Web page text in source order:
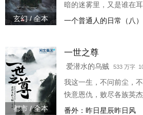
玄幻 / 全本
暗的迷雾里，又是谁在
睁眼看见这个世界：枪
一个普通人的日常（八）
都市 / 全本
一世之尊
爱潜水的乌贼 533 万字
我这一生，不问前尘，
快意恩仇，败尽各族英
之后，大劫再启，如来
番外：昨日星辰昨日风